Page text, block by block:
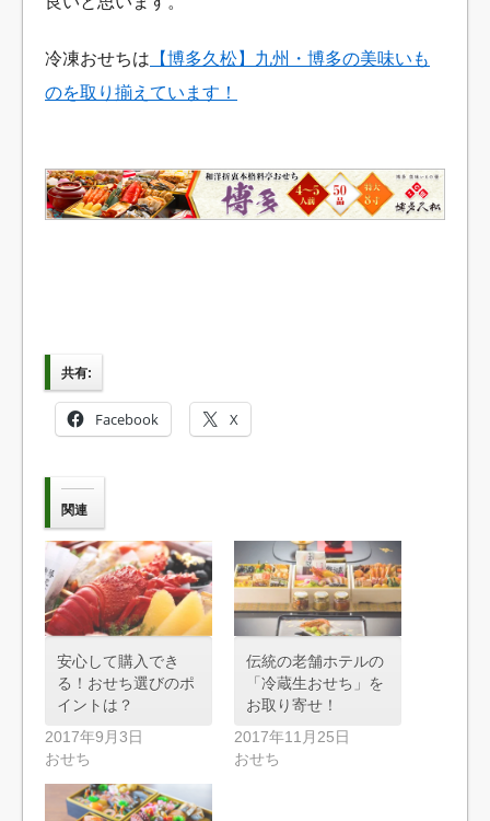
冷凍おせちは 【博多久松】九州・博多の美味いも
のを取り揃えています！
共有:
Facebook X
関連
安心して購入でき
る！おせち選びのポ
イントは？
2017年9月3日
おせち
伝統の老舗ホテルの
「冷蔵生おせち」を
お取り寄せ！
2017年11月25日
おせち